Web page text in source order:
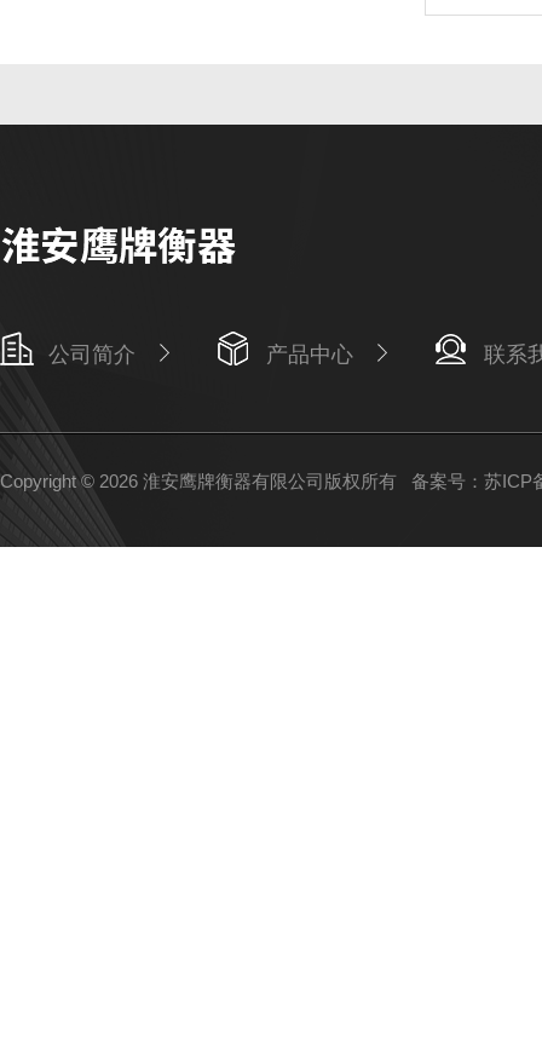
公司简介 产品中心 联系
Copyright © 2026 淮安鹰牌衡器有限公司版权所有 备案号：苏ICP